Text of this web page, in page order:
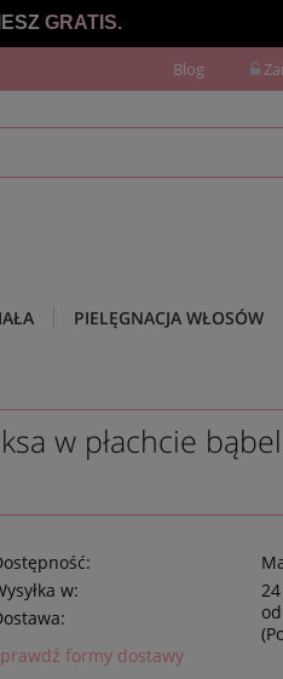
GRATIS.
Blog
PIELĘGNACJA WŁOSÓW
w płachcie
w:
formy dostawy